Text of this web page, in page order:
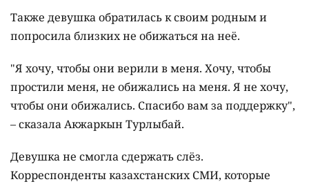
Также девушка обратилась к своим родным и
попросила близких не обижаться на неё.
"Я хочу, чтобы они верили в меня. Хочу, чтобы
простили меня, не обижались на меня. Я не хочу,
чтобы они обижались. Спасибо вам за поддержку",
– сказала Акжаркын Турлыбай.
Девушка не смогла сдержать слёз.
Корреспонденты казахстанских СМИ, которые